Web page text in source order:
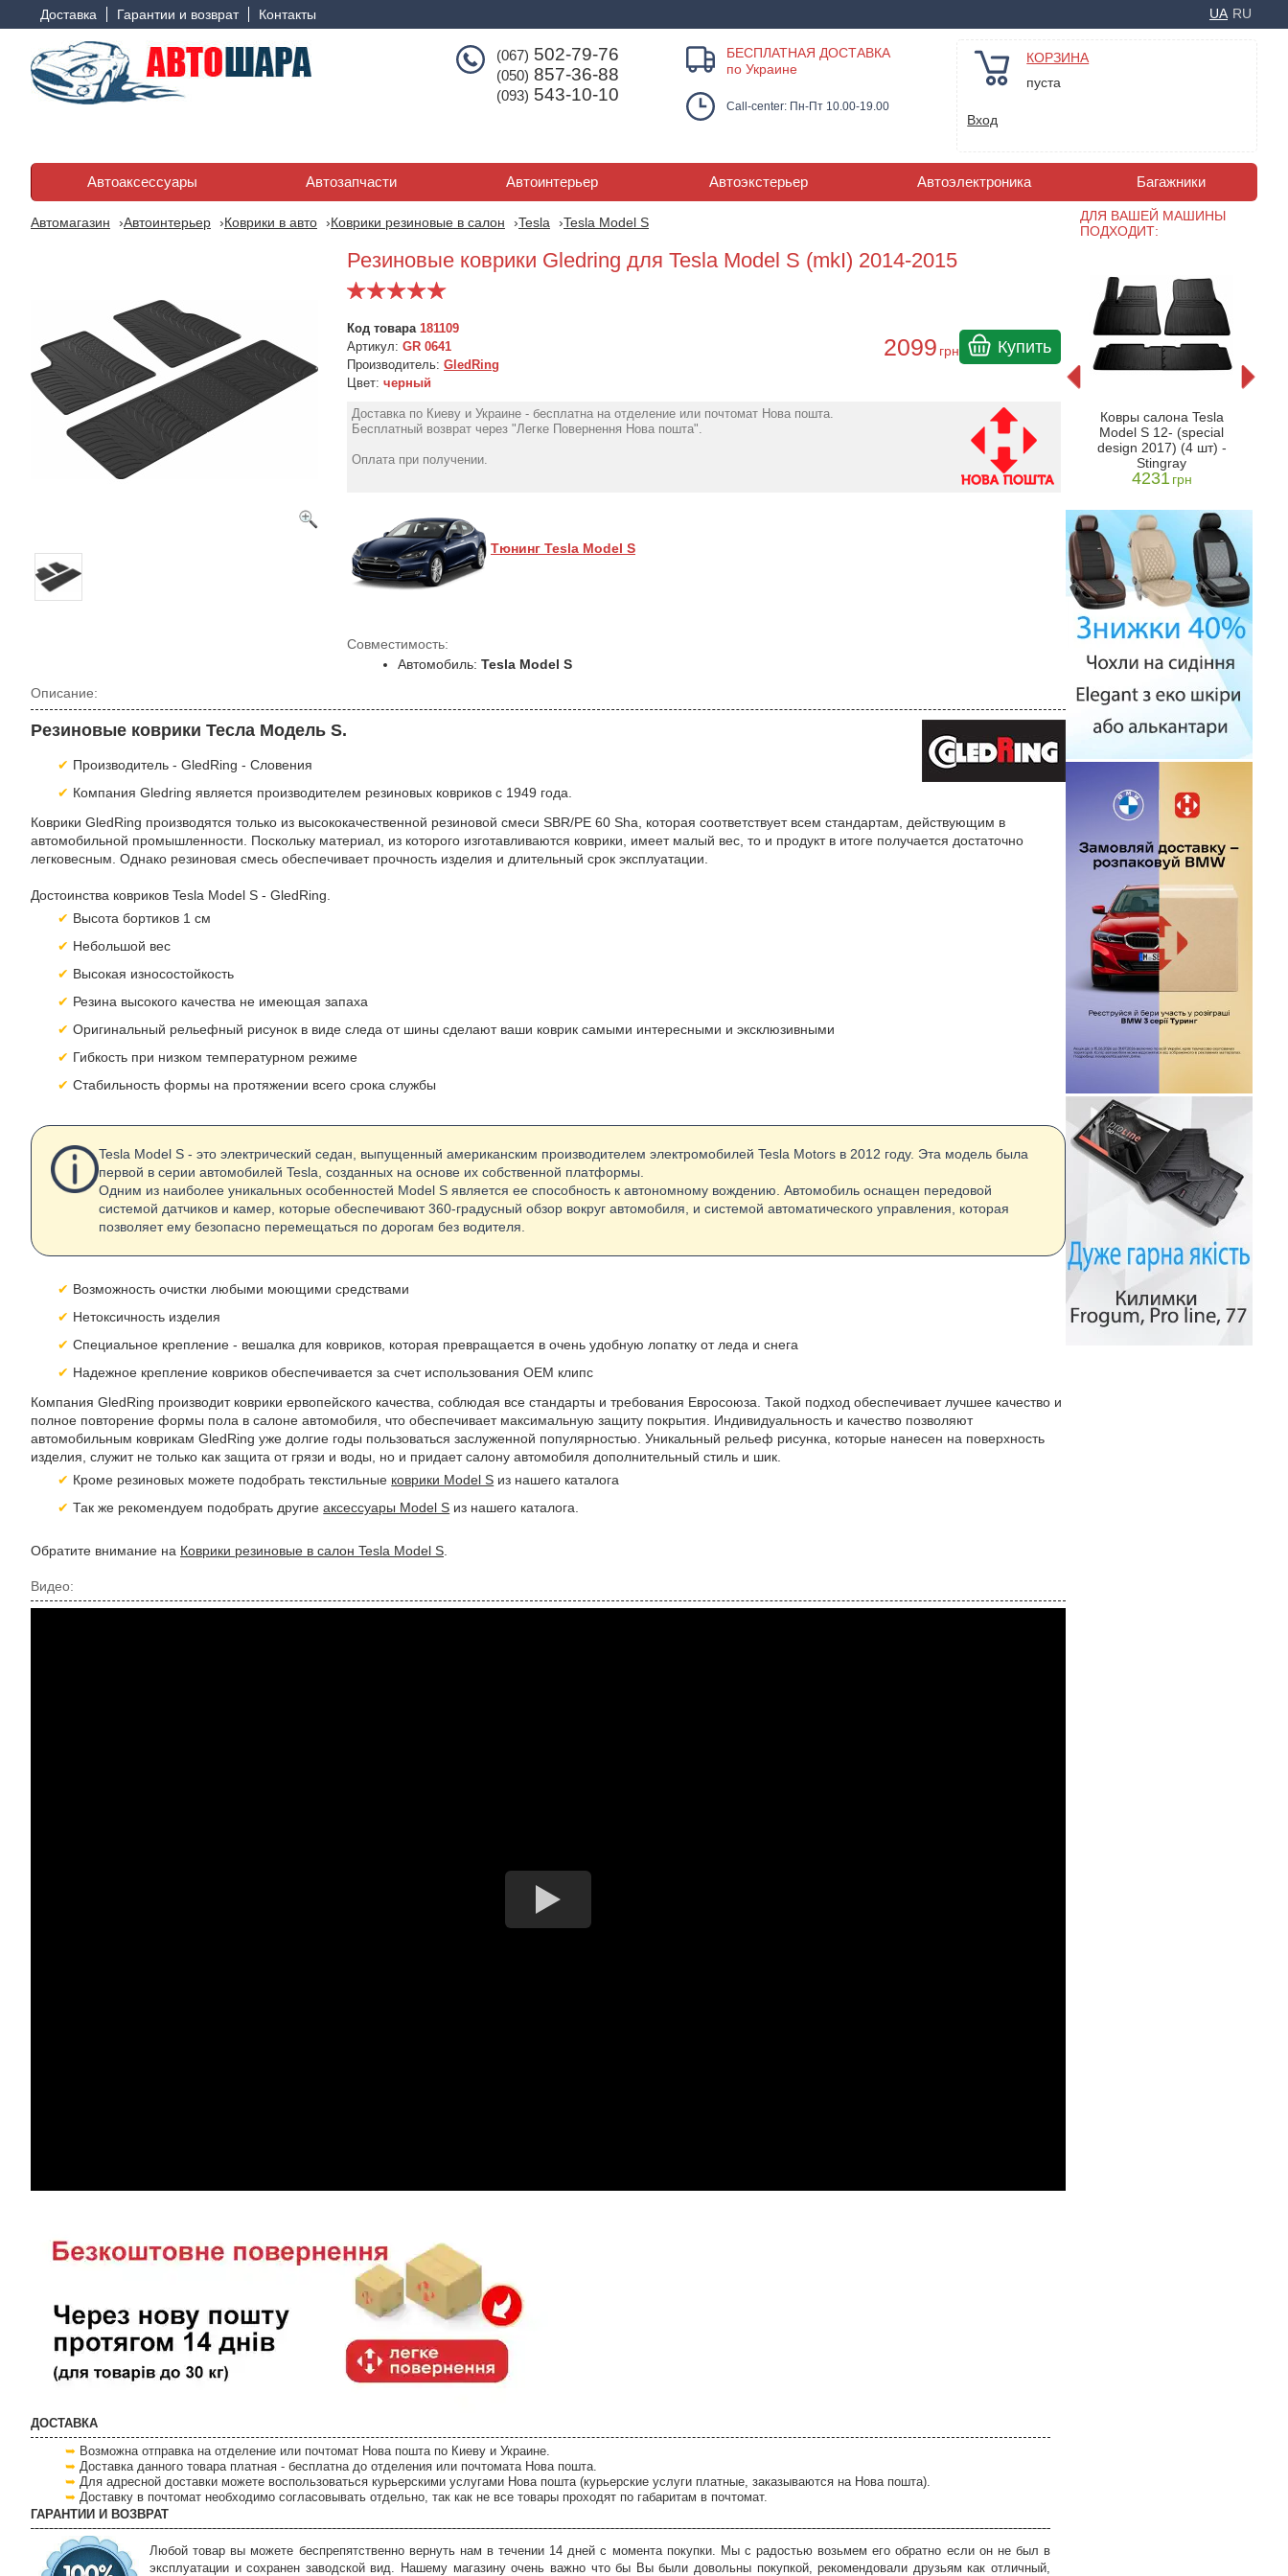
Доставка Гарантии и возврат Контакты UA RU
(067) 502-79-76
(050) 857-36-88
(093) 543-10-10
БЕСПЛАТНАЯ ДОСТАВКА
по Украине
Call-center: Пн-Пт 10.00-19.00
КОРЗИНА
пуста
Вход
Автоаксессуары Автозапчасти Автоинтерьер Автоэкстерьер Автоэлектроника Багажники
Автомагазин Автоинтерьер Коврики в авто Коврики резиновые в салон Tesla Tesla Model S
Резиновые коврики Gledring для Tesla Model S (mkI) 2014-2015
Код товара 181109
Артикул: GR 0641
Производитель: GledRing
Цвет: черный
2099 грн Купить
Доставка по Киеву и Украине - бесплатна на отделение или почтомат Нова пошта.
Бесплатный возврат через "Легке Повернення Нова пошта".
Оплата при получении.
Тюнинг Tesla Model S
Совместимость:
Автомобиль: Tesla Model S
Описание:
Резиновые коврики Тесла Модель S.
Производитель - GledRing - Словения
Компания Gledring является производителем резиновых ковриков с 1949 года.
Коврики GledRing производятся только из высококачественной резиновой смеси SBR/PE 60 Sha, которая соответствует всем стандартам, действующим в
автомобильной промышленности. Поскольку материал, из которого изготавливаются коврики, имеет малый вес, то и продукт в итоге получается достаточно
легковесным. Однако резиновая смесь обеспечивает прочность изделия и длительный срок эксплуатации.
Достоинства ковриков Tesla Model S - GledRing.
Высота бортиков 1 см
Небольшой вес
Высокая износостойкость
Резина высокого качества не имеющая запаха
Оригинальный рельефный рисунок в виде следа от шины сделают ваши коврик самыми интересными и эксклюзивными
Гибкость при низком температурном режиме
Стабильность формы на протяжении всего срока службы
Tesla Model S - это электрический седан, выпущенный американским производителем электромобилей Tesla Motors в 2012 году. Эта модель была
первой в серии автомобилей Tesla, созданных на основе их собственной платформы.
Одним из наиболее уникальных особенностей Model S является ее способность к автономному вождению. Автомобиль оснащен передовой
системой датчиков и камер, которые обеспечивают 360-градусный обзор вокруг автомобиля, и системой автоматического управления, которая
позволяет ему безопасно перемещаться по дорогам без водителя.
Возможность очистки любыми моющими средствами
Нетоксичность изделия
Специальное крепление - вешалка для ковриков, которая превращается в очень удобную лопатку от леда и снега
Надежное крепление ковриков обеспечивается за счет использования OEM клипс
Компания GledRing производит коврики ервопейского качества, соблюдая все стандарты и требования Евросоюза. Такой подход обеспечивает лучшее качество и
полное повторение формы пола в салоне автомобиля, что обеспечивает максимальную защиту покрытия. Индивидуальность и качество позволяют
автомобильным коврикам GledRing уже долгие годы пользоваться заслуженной популярностью. Уникальный рельеф рисунка, которые нанесен на поверхность
изделия, служит не только как защита от грязи и воды, но и придает салону автомобиля дополнительный стиль и шик.
Кроме резиновых можете подобрать текстильные коврики Model S из нашего каталога
Так же рекомендуем подобрать другиеаксессуары Model S из нашего каталога.
Обратите внимание на Коврики резиновые в салон Tesla Model S
Видео:
ДОСТАВКА
Возможна отправка на отделение или почтомат Нова пошта по Киеву и Украине.
Доставка данного товара платная - бесплатна до отделения или почтомата Нова пошта.
Для адресной доставки можете воспользоваться курьерскими услугами Нова пошта (курьерские услуги платные, заказываются на Нова пошта).
Доставку в почтомат необходимо согласовывать отдельно, так как не все товары проходят по габаритам в почтомат.
ГАРАНТИИ И ВОЗВРАТ
Любой товар вы можете беспрепятственно вернуть нам в течении 14 дней с момента покупки. Мы с радостью возьмем его обратно если он не был в
эксплуатации и сохранен заводской вид. Нашему магазину очень важно что бы Вы были довольны покупкой, рекомендовали друзьям как отличный,
ДЛЯ ВАШЕЙ МАШИНЫ
ПОДХОДИТ:
Model S резиновый -
AvtoGumm
Frogum №77 для Tesla
Резиновые коврики
Gledring для Tesla Model
S 2016→
2099грн
Ковры салона Tesla
Model S 12- (special
design 2017) (4 шт) -
Stingray
4231 грн